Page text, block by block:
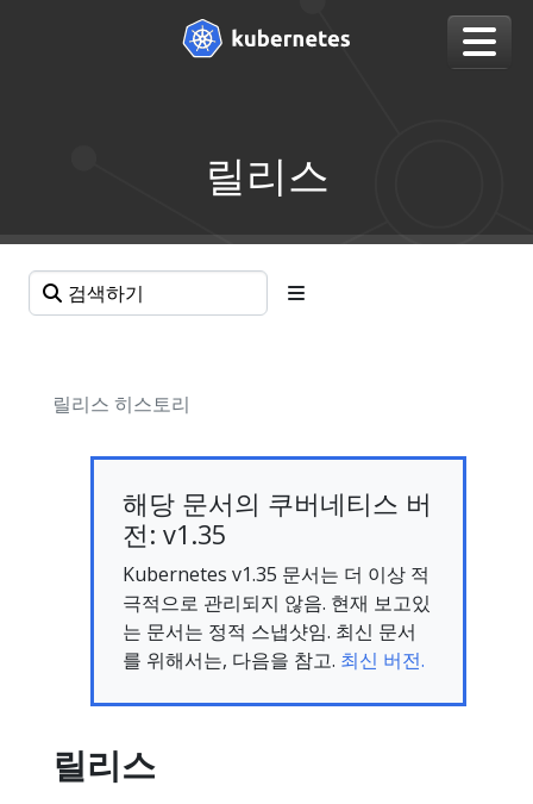
릴리스
릴리스 히스토리
해당 문서의 쿠버네티스 버
전: v1.35
Kubernetes v1.35 문서는 더 이상 적
극적으로 관리되지 않음. 현재 보고있
는 문서는 정적 스냅샷임. 최신 문서
를 위해서는, 다음을 참고. 최신 버전.
릴리스